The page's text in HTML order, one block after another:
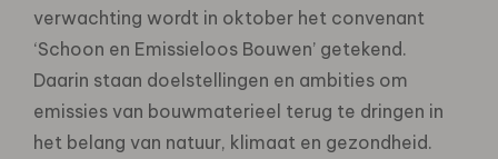
verwachting wordt in oktober het convenant
‘Schoon en Emissieloos Bouwen’ getekend.
Daarin staan doelstellingen en ambities om
emissies van bouwmaterieel terug te dringen in
het belang van natuur, klimaat en gezondheid.